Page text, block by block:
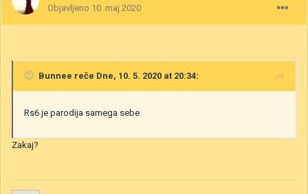
Objavljeno 10. maj 2020
Bunnee reče Dne, 10. 5. 2020 at 20:34:
Rs6 je parodija samega sebe
Zakaj?